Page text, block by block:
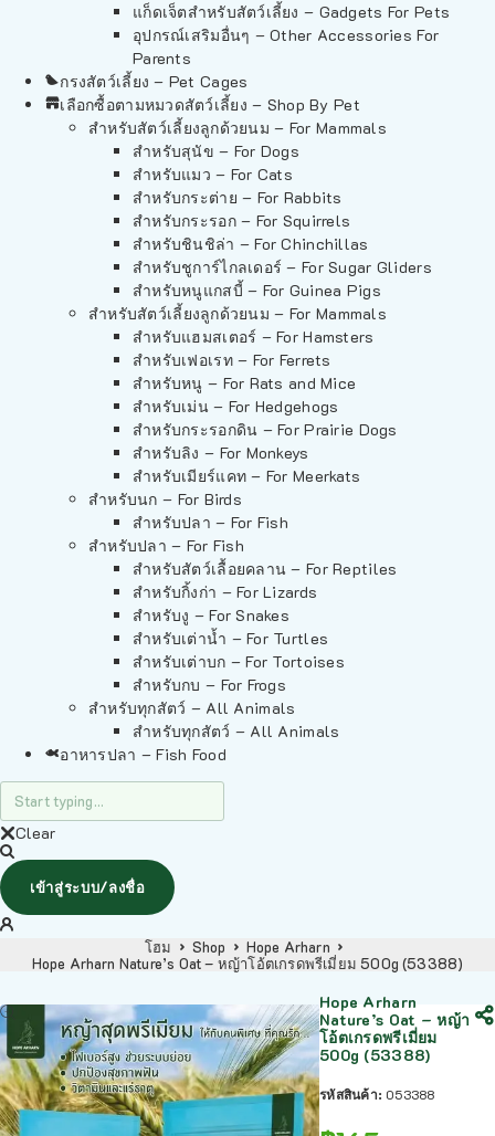
แก็ดเจ็ตสำหรับสัตว์เลี้ยง – Gadgets For Pets
อุปกรณ์เสริมอื่นๆ – Other Accessories For
Parents
กรงสัตว์เลี้ยง – Pet Cages
เลือกซื้อตามหมวดสัตว์เลี้ยง – Shop By Pet
สำหรับสัตว์เลี้ยงลูกด้วยนม – For Mammals
สำหรับสุนัข – For Dogs
สำหรับแมว – For Cats
สำหรับกระต่าย – For Rabbits
สำหรับกระรอก – For Squirrels
สำหรับชินชิล่า – For Chinchillas
สำหรับชูการ์ไกลเดอร์ – For Sugar Gliders
สำหรับหนูแกสบี้ – For Guinea Pigs
สำหรับสัตว์เลี้ยงลูกด้วยนม – For Mammals
สำหรับแฮมสเตอร์ – For Hamsters
สำหรับเฟอเรท – For Ferrets
สำหรับหนู – For Rats and Mice
สำหรับเม่น – For Hedgehogs
สำหรับกระรอกดิน – For Prairie Dogs
สำหรับลิง – For Monkeys
สำหรับเมียร์แคท – For Meerkats
สำหรับนก – For Birds
สำหรับปลา – For Fish
สำหรับปลา – For Fish
สำหรับสัตว์เลื้อยคลาน – For Reptiles
สำหรับกิ้งก่า – For Lizards
สำหรับงู – For Snakes
สำหรับเต่าน้ำ – For Turtles
สำหรับเต่าบก – For Tortoises
สำหรับกบ – For Frogs
สำหรับทุกสัตว์ – All Animals
สำหรับทุกสัตว์ – All Animals
อาหารปลา – Fish Food
Clear
เข้าสู่ระบบ/ลงชื่อ
โฮม Shop
Hope Arharn
Hope Arharn Nature’s Oat – หญ้าโอ้ตเกรดพรีเมี่ยม 500g (53388)
Hope Arharn
Nature’s Oat – หญ้า
โอ้ตเกรดพรีเมี่ยม
500g (53388)
รหัสสินค้า: 053388